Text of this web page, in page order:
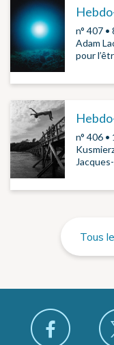
n° 407
Adam
pour
n° 406
Tous